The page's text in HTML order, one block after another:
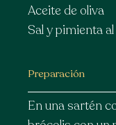
Aceite de oliva
Sal y pimienta
Preparación
En una sartén